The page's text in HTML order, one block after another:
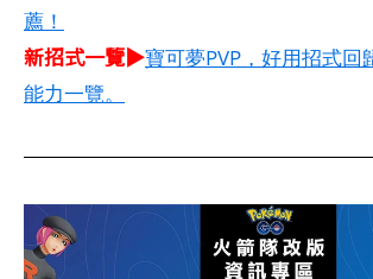
薦！
新招式一覽▶寶可夢PVP，好用招式回
能力一覽。